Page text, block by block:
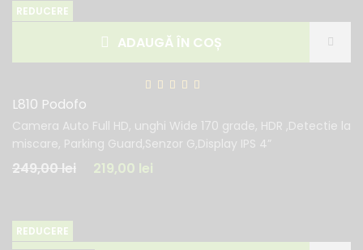
REDUCERE
ADAUGĂ ÎN COȘ
L810 Podofo
Camera Auto Full HD, unghi Wide 170 grade, HDR ,Detectie la
miscare, Parking Guard,Senzor G,Display IPS 4”
249,00lei 219,00 lei
REDUCERE